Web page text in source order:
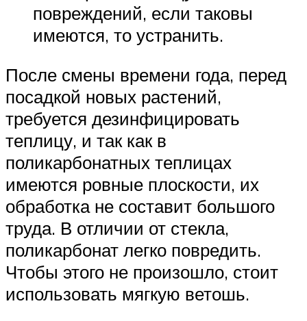
повреждений, если таковы
имеются, то устранить.
После смены времени года, перед
посадкой новых растений,
требуется дезинфицировать
теплицу, и так как в
поликарбонатных теплицах
имеются ровные плоскости, их
обработка не составит большого
труда. В отличии от стекла,
поликарбонат легко повредить.
Чтобы этого не произошло, стоит
использовать мягкую ветошь.